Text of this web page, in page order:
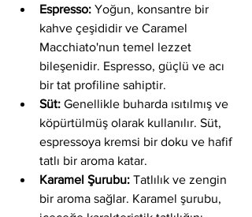
Espresso: Yoğun, konsantre bir
kahve çeşididir ve Caramel
Macchiato'nun temel lezzet
bileşenidir. Espresso, güçlü ve acı
bir tat profiline sahiptir.
Süt: Genellikle buharda ısıtılmış ve
köpürtülmüş olarak kullanılır. Süt,
espressoya kremsi bir doku ve hafif
tatlı bir aroma katar.
Karamel Şurubu: Tatlılık ve zengin
bir aroma sağlar. Karamel şurubu,